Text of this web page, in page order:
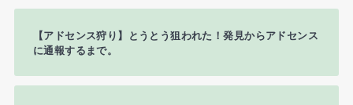
【アドセンス狩り】とうとう狙われた！発見からアドセンス
に通報するまで。